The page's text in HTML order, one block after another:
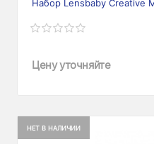
Набор Lensbaby Creative
Цену уточняйте
НЕТ В НАЛИЧИИ